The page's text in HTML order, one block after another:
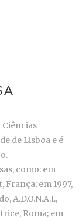
Ciências
de Lisboa e é
como: em
França; em 1997,
A.D.O.N.A.I.,
Roma; em